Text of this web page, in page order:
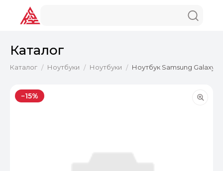
Каталог
Каталог / Ноутбуки / Ноутбуки / Ноутбук Samsung Galaxy
−15%